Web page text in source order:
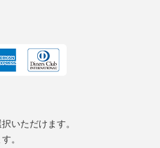
いただけます。
。